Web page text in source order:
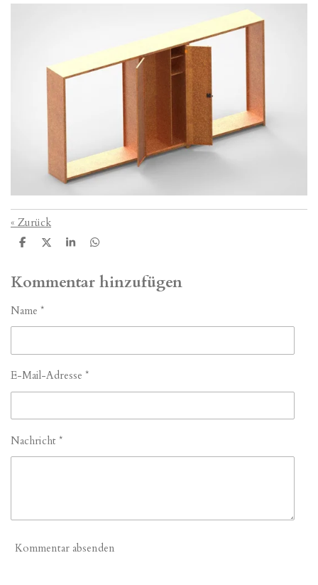
« Zurück
T
l
e
T
l
e
T
l
e
T
l
e
Kommentar hinzufügen
Name *
E-Mail-Adresse *
Nachricht *
Kommentar absenden